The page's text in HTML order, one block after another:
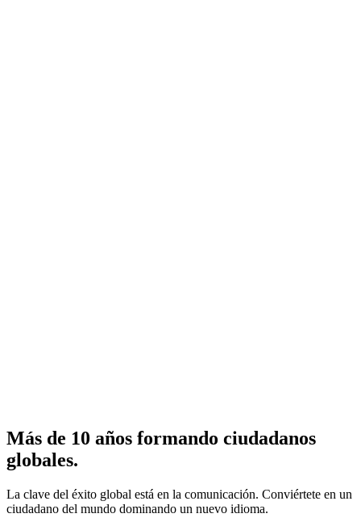
Más de 10 años formando ciudadanos
globales.
La clave del éxito global está en la comunicación. Conviértete en un
ciudadano del mundo dominando un nuevo idioma.